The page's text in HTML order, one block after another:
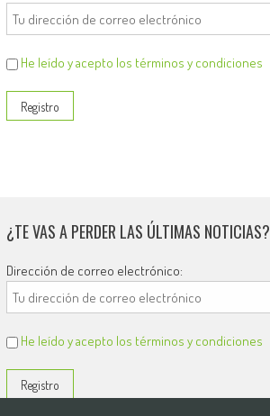
He leído y acepto los términos y condiciones
¿TE VAS A PERDER LAS ÚLTIMAS NOTICIAS?
Dirección de correo electrónico:
He leído y acepto los términos y condiciones